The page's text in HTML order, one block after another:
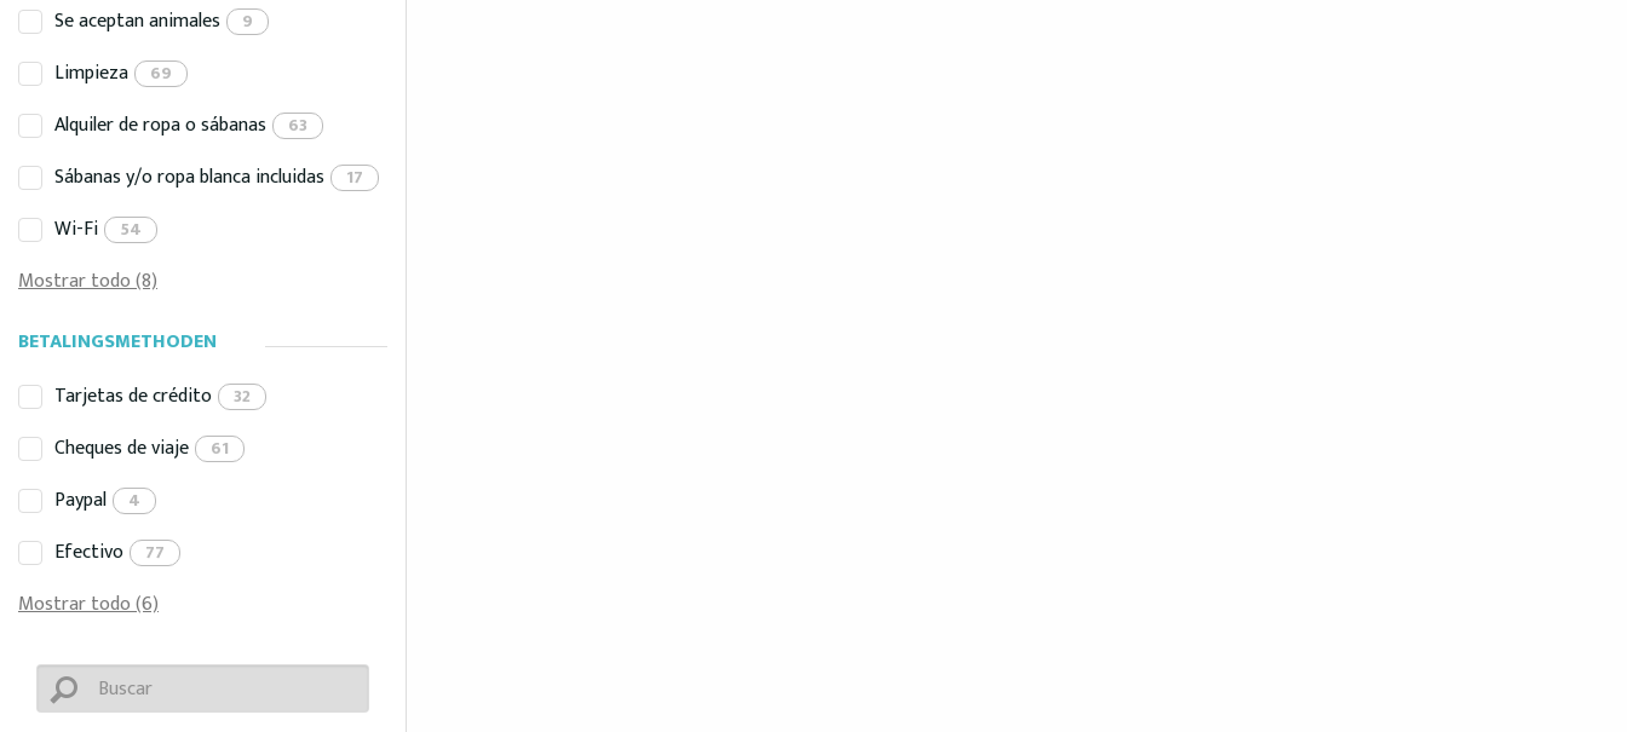
Se aceptan animales
9
Limpieza 69
Alquiler de ropa o sábanas 63
Sábanas y/o ropa blanca incluidas 17
Wi-Fi 54
Mostrar todo (8)
BETALINGSMETHODEN
Tarjetas de crédito
32
Cheques de viaje 61
Paypal 4
Efectivo 77
Mostrar todo (6)